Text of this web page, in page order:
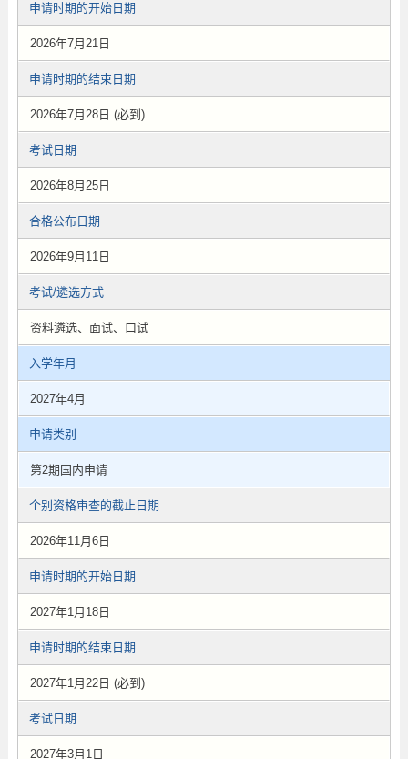
申请时期的开始日期
2026年7月21日
申请时期的结束日期
2026年7月28日 (必到)
考试日期
2026年8月25日
合格公布日期
2026年9月11日
考试/遴选方式
资料遴选、面试、口试
入学年月
2027年4月
申请类别
第2期国内申请
个别资格审查的截止日期
2026年11月6日
申请时期的开始日期
2027年1月18日
申请时期的结束日期
2027年1月22日 (必到)
考试日期
2027年3月1日